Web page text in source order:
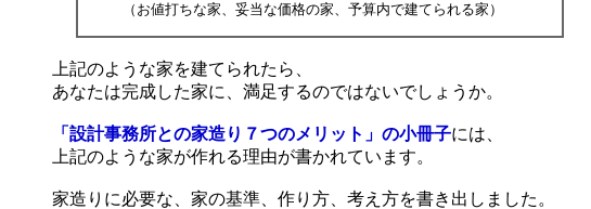
（お値打ちな家、妥当な価格の家、予算内で建てられる家）
上記のような家を建てられたら、
あなたは完成した家に、満足するのではないでしょうか。
「設計事務所との家造り７つのメリット」の小冊子には、
上記のような家が作れる理由が書かれています。
家造りに必要な、家の基準、作り方、考え方を書き出しました。